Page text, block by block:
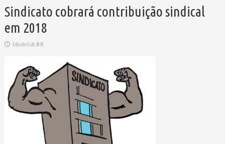
Sindicato cobrará contribuição sindical
em 2018
2 de abril de 2018